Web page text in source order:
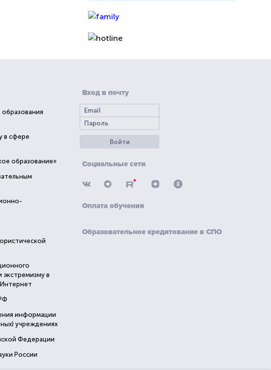
в сфере
образование»
в
информации
учреждениях
Федерации
России
Вход в почту
Войти
Социальные сети
Оплата обучения
Образовательное кредитование в СПО